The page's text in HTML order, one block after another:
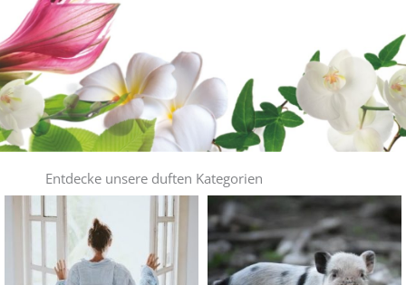
Entdecke unsere duften Kategorien